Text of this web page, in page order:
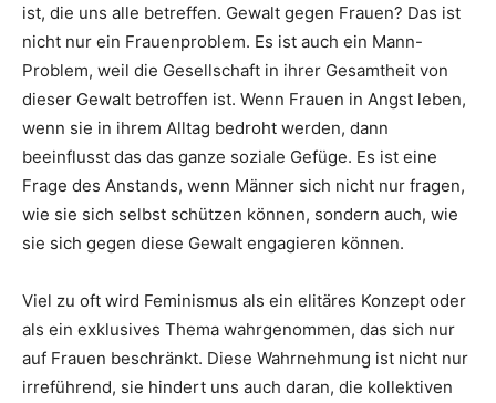
ist, die uns alle betreffen. Gewalt gegen Frauen? Das ist
nicht nur ein Frauenproblem. Es ist auch ein Mann-
Problem, weil die Gesellschaft in ihrer Gesamtheit von
dieser Gewalt betroffen ist. Wenn Frauen in Angst leben,
wenn sie in ihrem Alltag bedroht werden, dann
beeinflusst das das ganze soziale Gefüge. Es ist eine
Frage des Anstands, wenn Männer sich nicht nur fragen,
wie sie sich selbst schützen können, sondern auch, wie
sie sich gegen diese Gewalt engagieren können.
Viel zu oft wird Feminismus als ein elitäres Konzept oder
als ein exklusives Thema wahrgenommen, das sich nur
auf Frauen beschränkt. Diese Wahrnehmung ist nicht nur
irreführend, sie hindert uns auch daran, die kollektiven